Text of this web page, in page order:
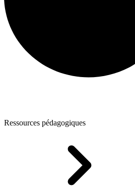
Ressources pédagogiques